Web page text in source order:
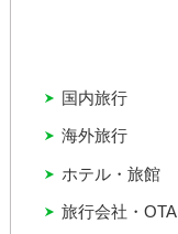
ホテル・旅館
国内旅行
旅行会社・OTA
海外旅行